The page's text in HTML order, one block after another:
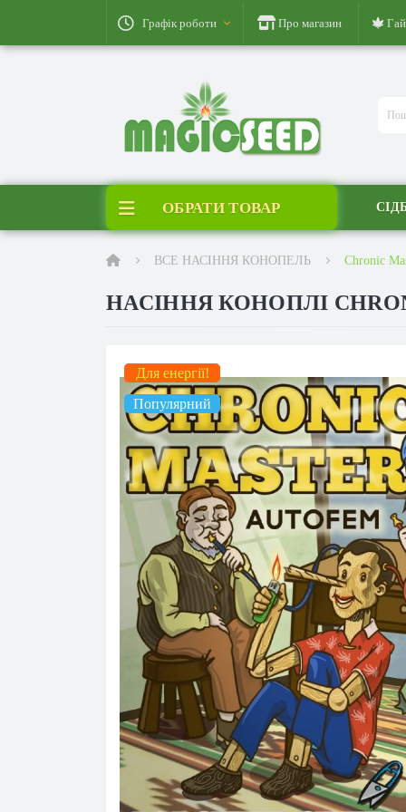
Графік роботи Про магазин
ОБРАТИ ТОВАР
ВСЕ НАСІННЯ КОНОПЕЛЬ Chronic
НАСІННЯ КОНОПЛІ
Для енергії!
Популярний